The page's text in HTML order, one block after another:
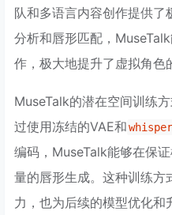
队和多语言内容创作提供了
分析和唇形匹配，
作，极大地提升了虚拟角色
MuseTalk的潜在空间训练
过使用冻结的VAE和
编码，MuseTalk能够在保
量的唇形生成。这种训练方
力，也为后续的模型优化和